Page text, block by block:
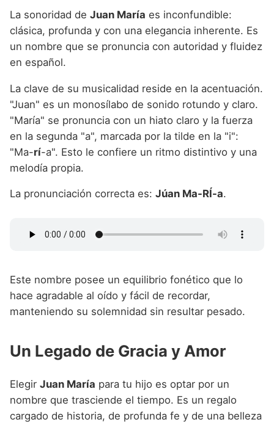
La sonoridad de Juan María es inconfundible:
clásica, profunda y con una elegancia inherente. Es
un nombre que se pronuncia con autoridad y fluidez
en español.
La clave de su musicalidad reside en la acentuación.
"Juan" es un monosílabo de sonido rotundo y claro.
"María" se pronuncia con un hiato claro y la fuerza
en la segunda "a", marcada por la tilde en la "i":
"Ma-rí-a". Esto le confiere un ritmo distintivo y una
melodía propia.
La pronunciación correcta es: Júan Ma-RÍ-a.
Este nombre posee un equilibrio fonético que lo
hace agradable al oído y fácil de recordar,
manteniendo su solemnidad sin resultar pesado.
Un Legado de Gracia y Amor
Elegir Juan María para tu hijo es optar por un
nombre que trasciende el tiempo. Es un regalo
cargado de historia, de profunda fe y de una belleza